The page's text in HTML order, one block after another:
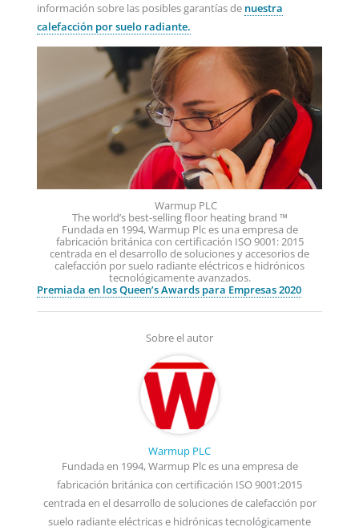
información sobre las posibles garantías de nuestra
calefacción por suelo radiante.
Warmup PLC
The world’s best-selling floor heating brand ™
Fundada en 1994, Warmup Plc es una empresa de
fabricación británica con certificación ISO 9001: 2015
centrada en el desarrollo de soluciones y accesorios de
calefacción por suelo radiante eléctricos e hidrónicos
tecnológicamente avanzados.
Premiada en los Queen’s Awards para Empresas 2020
Sobre el autor
Warmup PLC
Fundada en 1994, Warmup Plc es una empresa de
fabricación británica con certificación ISO 9001:2015
centrada en el desarrollo de soluciones de calefacción por
suelo radiante eléctricas e hidrónicas tecnológicamente